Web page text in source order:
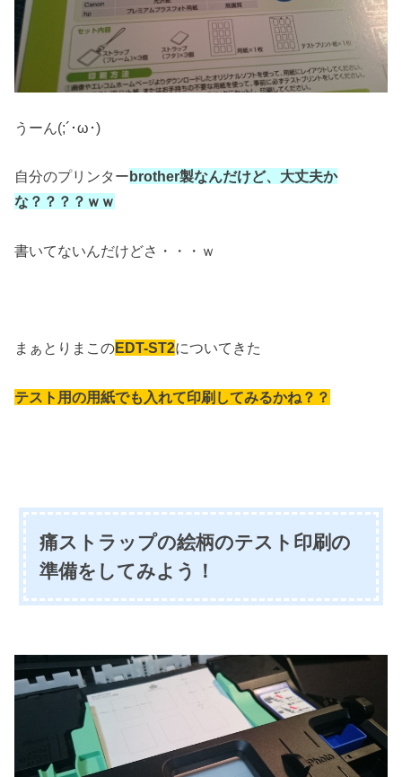
うーん(;´･ω･)
自分のプリンターbrother製なんだけど、大丈夫か
な？？？？ｗｗ
書いてないんだけどさ・・・ｗ
まぁとりまこのEDT-ST2についてきた
テスト用の用紙でも入れて印刷してみるかね？？
痛ストラップの絵柄のテスト印刷の
準備をしてみよう！